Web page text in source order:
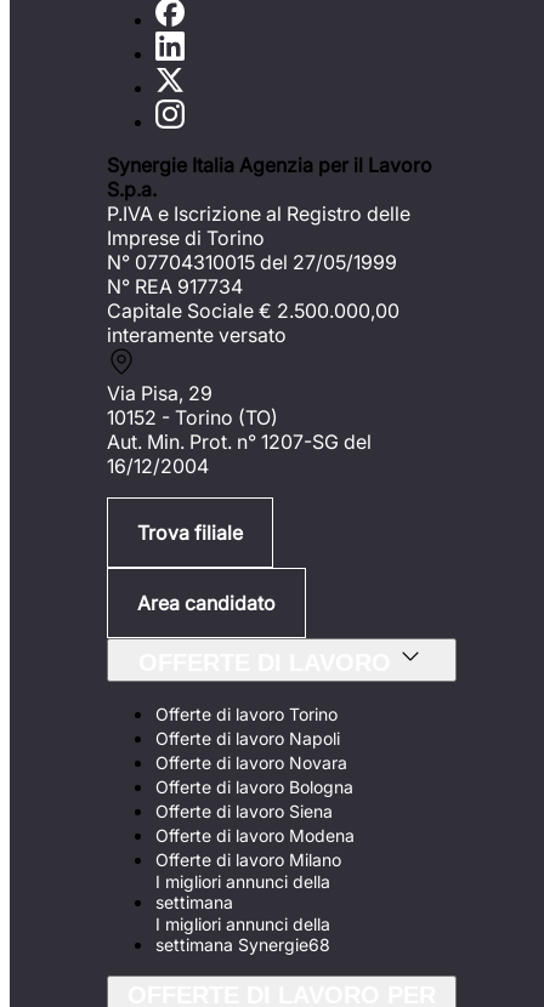
Synergie Italia Agenzia per il Lavoro
S.p.a.
P.IVA e Iscrizione al Registro delle
Imprese di Torino
N° 07704310015 del 27/05/1999
N° REA 917734
Capitale Sociale € 2.500.000,00
interamente versato
Via Pisa, 29
10152 - Torino (TO)
Aut. Min. Prot. n° 1207-SG del
16/12/2004
Trova filiale
Area candidato
Offerte di lavoro Torino
Offerte di lavoro Napoli
Offerte di lavoro Novara
Offerte di lavoro Bologna
Offerte di lavoro Siena
Offerte di lavoro Modena
Offerte di lavoro Milano
I migliori annunci della
settimana
I migliori annunci della
settimana Synergie68